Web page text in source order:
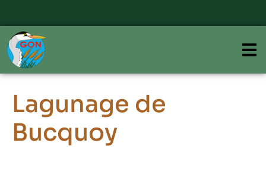
Lagunage de
Bucquoy